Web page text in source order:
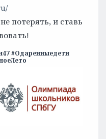
потерять, и ставь
#Одаренныедети